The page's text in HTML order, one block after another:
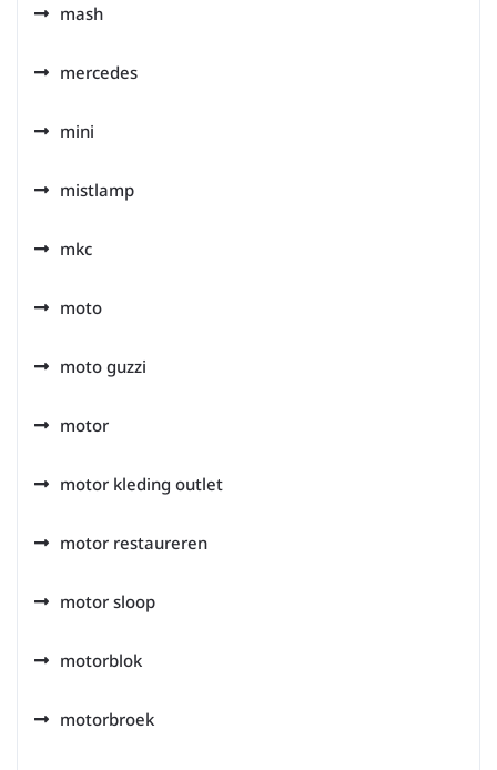
mash
mercedes
mini
mistlamp
mkc
moto
moto guzzi
motor
motor kleding outlet
motor restaureren
motor sloop
motorblok
motorbroek